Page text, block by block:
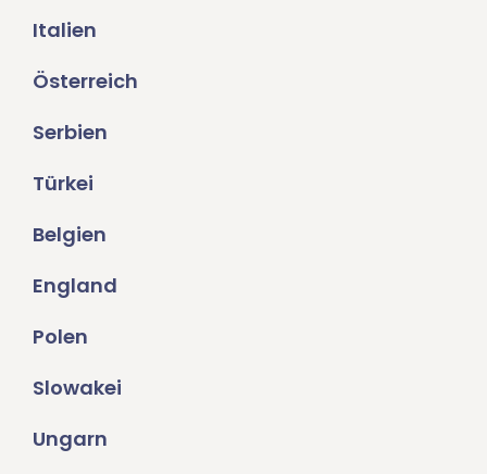
Italien
Österreich
Serbien
Türkei
Belgien
England
Polen
Slowakei
Ungarn